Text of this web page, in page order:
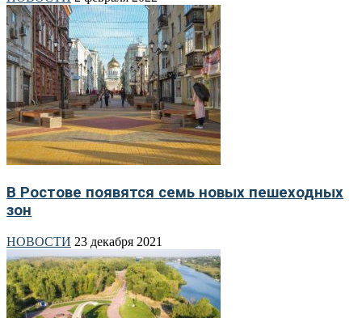
В Ростове появятся семь новых пешеходных
зон
НОВОСТИ 23 декабря 2021